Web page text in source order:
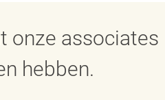
onze associates
hebben.